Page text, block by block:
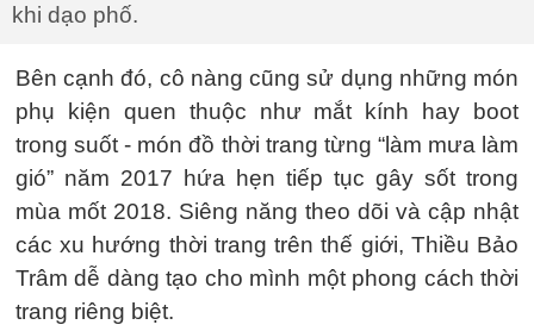
khi dạo phố.
Bên cạnh đó, cô nàng cũng sử dụng những món
phụ kiện quen thuộc như mắt kính hay boot
trong suốt - món đồ thời trang từng “làm mưa làm
gió” năm 2017 hứa hẹn tiếp tục gây sốt trong
mùa mốt 2018. Siêng năng theo dõi và cập nhật
các xu hướng thời trang trên thế giới, Thiều Bảo
Trâm dễ dàng tạo cho mình một phong cách thời
trang riêng biệt.